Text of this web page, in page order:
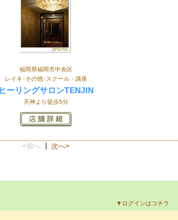
福岡県福岡市中央区
レイキ･その他･スクール・講座
ヒーリングサロンTENJIN
天神より徒歩5分
<前へ 次へ>
▼ログインはコチラ